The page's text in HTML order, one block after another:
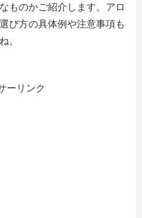
ものかご紹介します。アロ
び方の具体例や注意事項も
。
ーリンク